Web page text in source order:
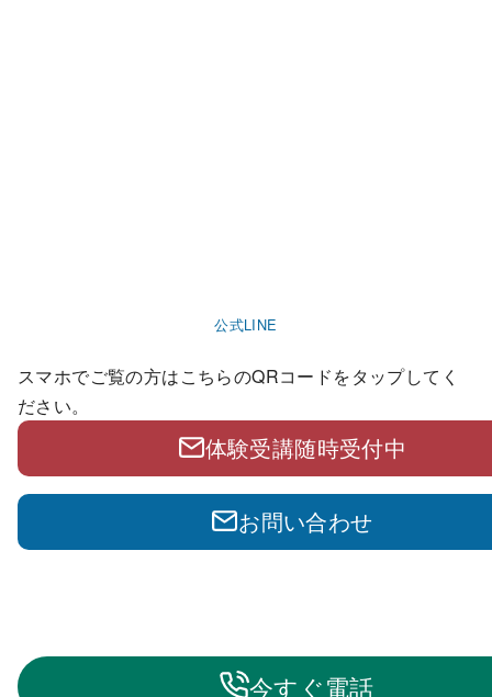
公式LINE
スマホでご覧の方はこちらのQRコードをタップしてく
ださい。
体験受講随時受付中
お問い合わせ
今すぐ電話